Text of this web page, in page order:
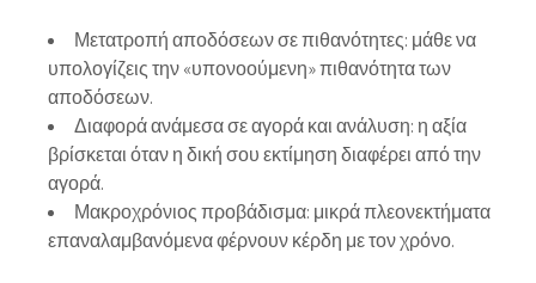
Μετατροπή αποδόσεων σε πιθανότητες: μάθε να
υπολογίζεις την «υπονοούμενη» πιθανότητα των
αποδόσεων.
Διαφορά ανάμεσα σε αγορά και ανάλυση: η αξία
βρίσκεται όταν η δική σου εκτίμηση διαφέρει από την
αγορά.
Μακροχρόνιος προβάδισμα: μικρά πλεονεκτήματα
επαναλαμβανόμενα φέρνουν κέρδη με τον χρόνο.